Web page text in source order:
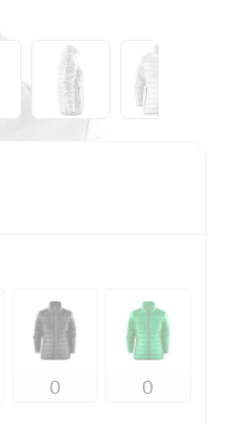
larger image
View larger